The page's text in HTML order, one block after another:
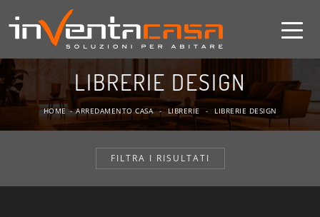
LIBRERIE DESIGN
HOME - ARREDAMENTO CASA - LIBRERIE - LIBRERIE DESIGN
FILTRA I RISULTATI